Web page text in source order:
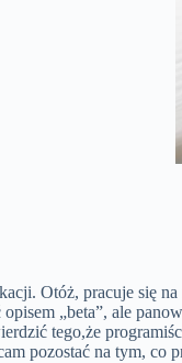
Otóż, pracuje się
„beta”, ale
tego,że
pozostać na tym,